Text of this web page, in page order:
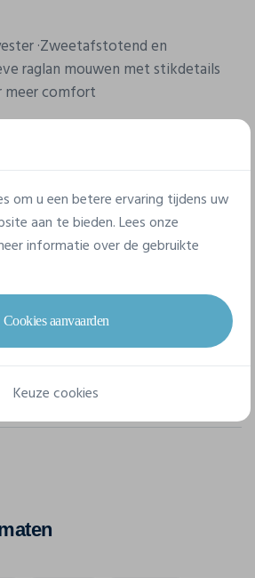
·Zweetafstotend en
raglan mouwen met stikdetails
meer comfort
om u een betere ervaring tijdens uw
aan te bieden. Lees onze
informatie over de gebruikte
Cookies aanvaarden
Keuze cookies